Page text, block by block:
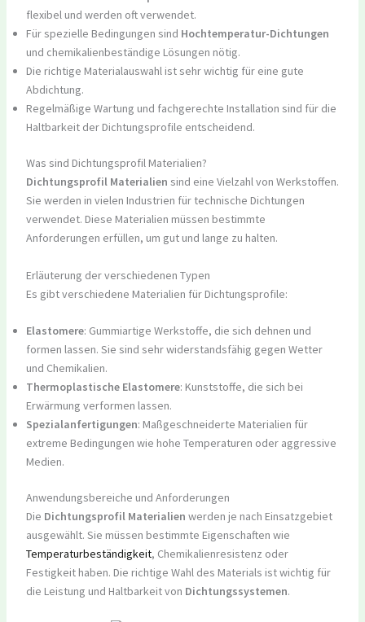
flexibel und werden oft verwendet.
Für spezielle Bedingungen sind Hochtemperatur-Dichtungen
und chemikalienbeständige Lösungen nötig.
Die richtige Materialauswahl ist sehr wichtig für eine gute
Abdichtung.
Regelmäßige Wartung und fachgerechte Installation sind für die
Haltbarkeit der Dichtungsprofile entscheidend.
Was sind Dichtungsprofil Materialien?
Dichtungsprofil Materialien sind eine Vielzahl von Werkstoffen.
Sie werden in vielen Industrien für technische Dichtungen
verwendet. Diese Materialien müssen bestimmte
Anforderungen erfüllen, um gut und lange zu halten.
Erläuterung der verschiedenen Typen
Es gibt verschiedene Materialien für Dichtungsprofile:
Elastomere: Gummiartige Werkstoffe, die sich dehnen und
formen lassen. Sie sind sehr widerstandsfähig gegen Wetter
und Chemikalien.
Thermoplastische Elastomere: Kunststoffe, die sich bei
Erwärmung verformen lassen.
Spezialanfertigungen: Maßgeschneiderte Materialien für
extreme Bedingungen wie hohe Temperaturen oder aggressive
Medien.
Anwendungsbereiche und Anforderungen
Die Dichtungsprofil Materialien werden je nach Einsatzgebiet
ausgewählt. Sie müssen bestimmte Eigenschaften wie
Temperaturbeständigkeit, Chemikalienresistenz oder
Festigkeit haben. Die richtige Wahl des Materials ist wichtig für
die Leistung und Haltbarkeit von Dichtungssystemen.